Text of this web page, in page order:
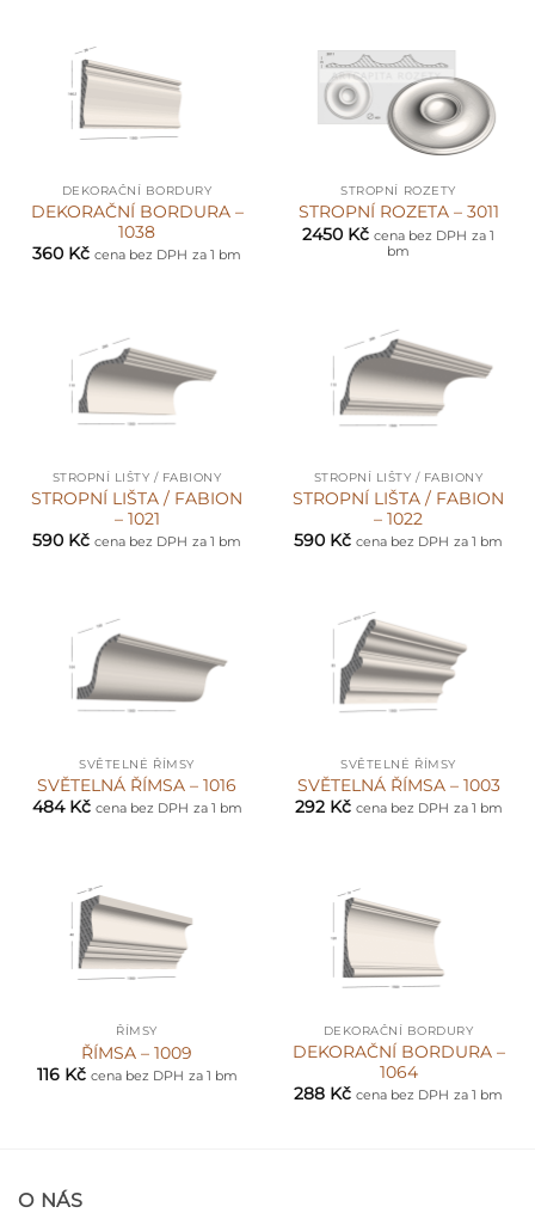
DEKORAČNÍ BORDURY
DEKORAČNÍ BORDURA –
1038
360 Kč cena bez DPH za 1 bm
STROPNÍ ROZETY
STROPNÍ ROZETA – 3011
2450 Kč cena bez DPH za 1
bm
STROPNÍ LIŠTY / FABIONY
STROPNÍ LIŠTA / FABION
– 1021
590 Kč cena bez DPH za 1 bm
STROPNÍ LIŠTY / FABIONY
STROPNÍ LIŠTA / FABION
– 1022
590 Kč cena bez DPH za 1 bm
SVĚTELNÉ ŘÍMSY
SVĚTELNÁ ŘÍMSA – 1016
484 Kč cena bez DPH za 1 bm
SVĚTELNÉ ŘÍMSY
SVĚTELNÁ ŘÍMSA – 1003
292 Kč cena bez DPH za 1 bm
ŘÍMSY
ŘÍMSA – 1009
116 Kč cena bez DPH za 1 bm
DEKORAČNÍ BORDURY
DEKORAČNÍ BORDURA –
1064
288 Kč cena bez DPH za 1 bm
O NÁS